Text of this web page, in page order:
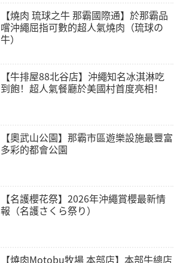
【燒肉 琉球之牛 那霸國際通】於那霸品
嚐沖繩屈指可數的超人氣燒肉（琉球の
牛）
【牛排屋88北谷店】沖繩知名冰淇淋吃
到飽！超人氣餐廳於美國村首度亮相！
【奧武山公園】那霸市區遊樂設施最豐富
多彩的都會公園
【名護櫻花祭】2026年沖繩賞櫻最新情
報（名護さくら祭り）
【燒肉Motobu牧場 本部店】本部牛總店